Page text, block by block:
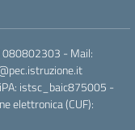
080802303 - Mail:
istsc_baic875005 -
elettronica (CUF):